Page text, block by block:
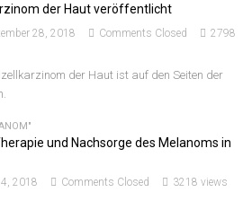
der Haut veröffentlicht
28, 2018 Comments Closed
2798
der Haut ist auf den Seiten der
und Nachsorge des Melanoms in
2018 Comments Closed 3218 views